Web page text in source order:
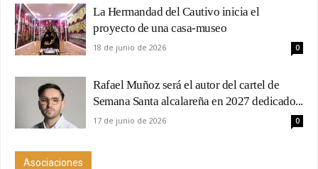
La Hermandad del Cautivo inicia el
proyecto de una casa-museo
18 de junio de 2026 0
Rafael Muñoz será el autor del cartel de
Semana Santa alcalareña en 2027 dedicado...
17 de junio de 2026 0
Asociaciones